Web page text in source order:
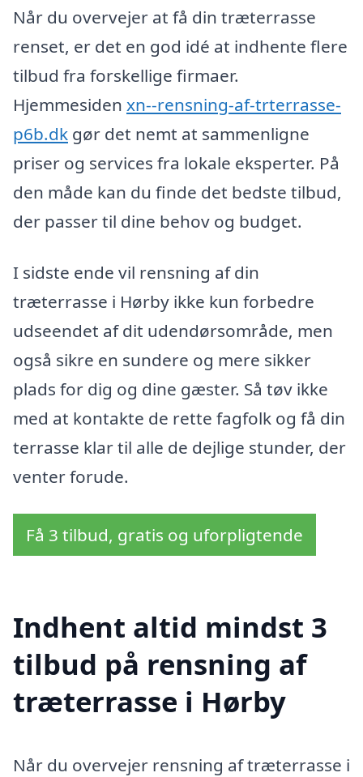
Når du overvejer at få din træterrasse
renset, er det en god idé at indhente flere
tilbud fra forskellige firmaer.
Hjemmesiden xn--rensning-af-trterrasse-
p6b.dk gør det nemt at sammenligne
priser og services fra lokale eksperter. På
den måde kan du finde det bedste tilbud,
der passer til dine behov og budget.
I sidste ende vil rensning af din
træterrasse i Hørby ikke kun forbedre
udseendet af dit udendørsområde, men
også sikre en sundere og mere sikker
plads for dig og dine gæster. Så tøv ikke
med at kontakte de rette fagfolk og få din
terrasse klar til alle de dejlige stunder, der
venter forude.
Få 3 tilbud, gratis og uforpligtende
Indhent altid mindst 3
tilbud på rensning af
træterrasse i Hørby
Når du overvejer rensning af træterrasse i